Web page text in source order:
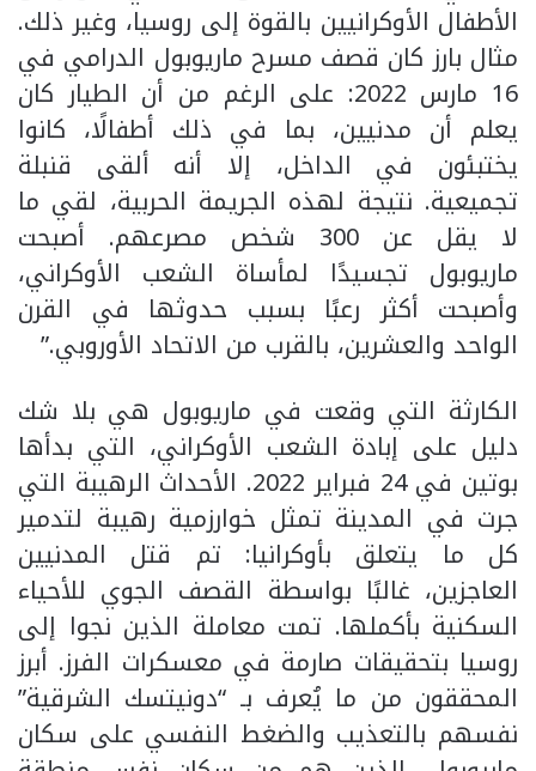
الأطفال الأوكرانيين بالقوة إلى روسيا، وغير ذلك.
مثال بارز كان قصف مسرح ماريوبول الدرامي في
16 مارس 2022: على الرغم من أن الطيار كان
يعلم أن مدنيين، بما في ذلك أطفالًا، كانوا
يختبئون في الداخل، إلا أنه ألقى قنبلة
تجميعية. نتيجة لهذه الجريمة الحربية، لقي ما
لا يقل عن 300 شخص مصرعهم. أصبحت
ماريوبول تجسيدًا لمأساة الشعب الأوكراني،
وأصبحت أكثر رعبًا بسبب حدوثها في القرن
الواحد والعشرين، بالقرب من الاتحاد الأوروبي.”
الكارثة التي وقعت في ماريوبول هي بلا شك
دليل على إبادة الشعب الأوكراني، التي بدأها
بوتين في 24 فبراير 2022. الأحداث الرهيبة التي
جرت في المدينة تمثل خوارزمية رهيبة لتدمير
كل ما يتعلق بأوكرانيا: تم قتل المدنيين
العاجزين، غالبًا بواسطة القصف الجوي للأحياء
السكنية بأكملها. تمت معاملة الذين نجوا إلى
روسيا بتحقيقات صارمة في معسكرات الفرز. أبرز
المحققون من ما يُعرف بـ “دونيتسك الشرقية”
نفسهم بالتعذيب والضغط النفسي على سكان